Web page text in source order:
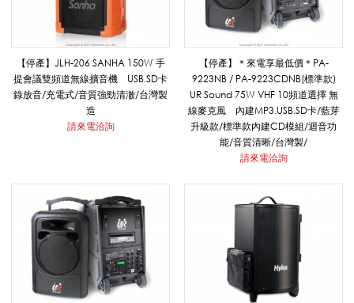
手
提
線
擴
【停產】JLH-206 SANHA 150W 手
提會議雙頻道無線擴音機 USB.SD卡
錄放音/充電式/音質強勁清澈/台灣製
造
請來電洽詢
【停產】＊來電享最低價＊PA-
9223NB / PA-9223CDNB(標準款)
UR Sound 75W VHF 10頻道選擇 無
線麥克風 內建MP3.USB.SD卡/藍芽
升級款/標準款內建CD模組/迴音功
能/音質清晰/台灣製/
請來電洽詢